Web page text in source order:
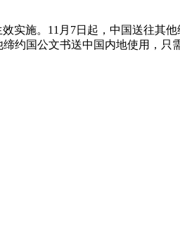
施。11月7日起，中国送往其他
约国公文书送中国内地使用，只